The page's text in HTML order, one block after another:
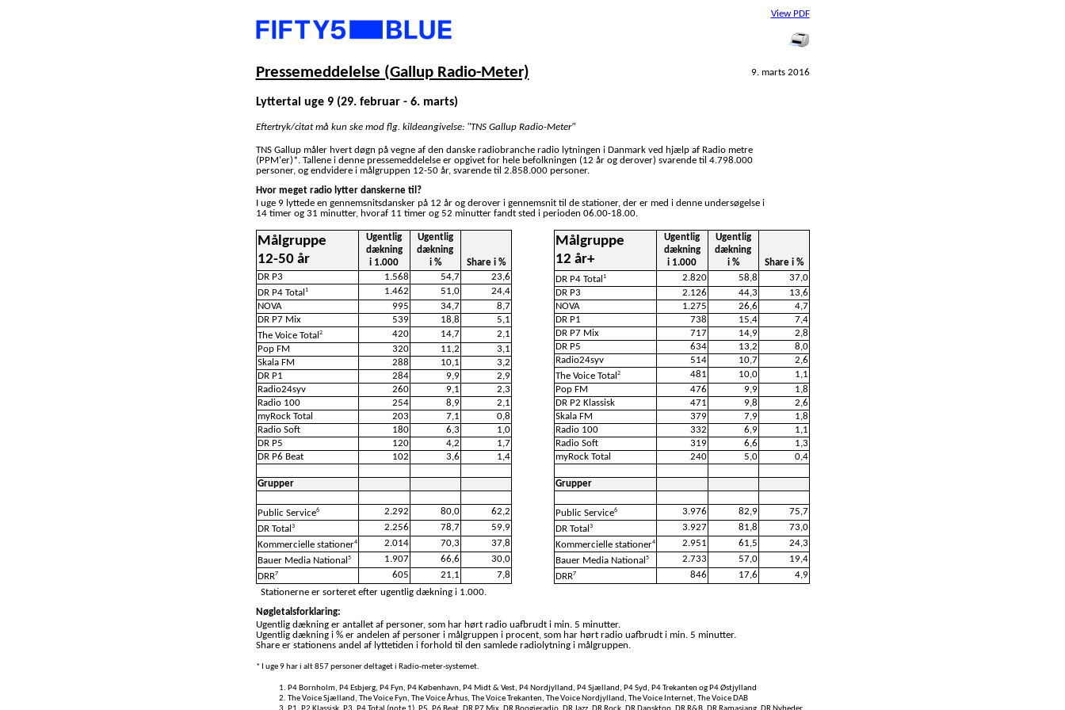
View PDF
Pressemeddelelse (Gallup Radio-Meter) 9. marts 2016
Lyttertal uge 9 (29. februar - 6. marts)
Eftertryk/citat må kun ske mod flg. kildeangivelse: "TNS Gallup Radio-Meter"
TNS Gallup måler hvert døgn på vegne af den danske radiobranche radio lytningen i Danmark ved hjælp af Radio metre
(PPM'er)*. Tallene i denne pressemeddelelse er opgivet for hele befolkningen (12 år og derover) svarende til 4.798.000
personer, og endvidere i målgruppen 12-50 år, svarende til 2.858.000 personer.
Hvor meget radio lytter danskerne til?
I uge 9 lyttede en gennemsnitsdansker på 12 år og derover i gennemsnit til de stationer, der er med i denne undersøgelse i
14 timer og 31 minutter, hvoraf 11 timer og 52 minutter fandt sted i perioden 06.00-18.00.
Målgruppe
12-50 år
Ugentlig
dækning
i 1.000
Ugentlig
dækning
i %
Share i %
DR P3
1.568 54,7
23,6
DR P4 Total 1 1.462 51,0
24,4
NOVA
995 34,7
8,7
DR P7 Mix
539 18,8
5,1
The Voice Total 2 420 14,7
2,1
Pop FM
320 11,2
3,1
Skala FM
288 10,1
3,2
DR P1
284 9,9
2,9
Radio24syv
260 9,1
2,3
Radio 100
254 8,9
2,1
myRock Total
203 7,1
0,8
Radio Soft
180 6,3
1,0
DR P5
120 4,2
1,7
DR P6 Beat
102 3,6 1,4
Grupper
Public Service6 2.292 80,0
62,2
DR Total 3 2.256 78,7
59,9
Kommercielle stationer4 2.014 70,3
37,8
Bauer Media National 5 1.907 66,6
30,0
DRR7 605 21,1 7,8
Målgruppe
12 år+
Ugentlig
dækning
i 1.000
Ugentlig
dækning
i %
Share i %
DR P4 Total 1 2.820 58,8
37,0
DR P3
2.126 44,3
13,6
NOVA
1.275 26,6
4,7
DR P1
738 15,4
7,4
DR P7 Mix
717 14,9
2,8
DR P5
634 13,2
8,0
Radio24syv
514 10,7
2,6
The Voice Total 2 481 10,0
1,1
Pop FM
476 9,9
1,8
DR P2 Klassisk
471 9,8
2,6
Skala FM
379 7,9
1,8
Radio 100
332 6,9
1,1
Radio Soft
319 6,6
1,3
myRock Total
240 5,0 0,4
Grupper
Public Service6 3.976 82,9
75,7
DR Total 3 3.927 81,8
73,0
Kommercielle stationer4 2.951 61,5
24,3
Bauer Media National 5 2.733 57,0
19,4
DRR7 846 17,6
4,9
Stationerne er sorteret efter ugentlig dækning i 1.000.
Nøgletalsforklaring:
Ugentlig dækning er antallet af personer, som har hørt radio uafbrudt i min. 5 minutter.
Ugentlig dækning i % er andelen af personer i målgruppen i procent, som har hørt radio uafbrudt i min. 5 minutter.
Share er stationens andel af lyttetiden i forhold til den samlede radiolytning i målgruppen.
* I uge 9 har i alt 857 personer deltaget i Radio-meter-systemet.
P4 Bornholm, P4 Esbjerg, P4 Fyn, P4 København, P4 Midt & Vest, P4 Nordjylland, P4 Sjælland, P4 Syd, P4 Trekanten og P4 Østjylland
The Voice Sjælland, The Voice Fyn, The Voice Århus, The Voice Trekanten, The Voice Nordjylland, The Voice Internet, The Voice DAB